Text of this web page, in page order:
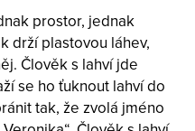
prostor, jednak
drží plastovou láhev,
Člověk s lahví jde
se ho ťuknout lahví do
tak, že zvolá jméno